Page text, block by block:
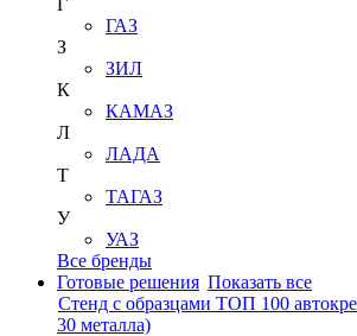
ГАЗ
З
ЗИЛ
К
КАМАЗ
Л
ЛАДА
Т
ТАГАЗ
У
УАЗ
Все бренды
Готовые решения Показать все
Стенд с образцами ТОП 100
30 металла)